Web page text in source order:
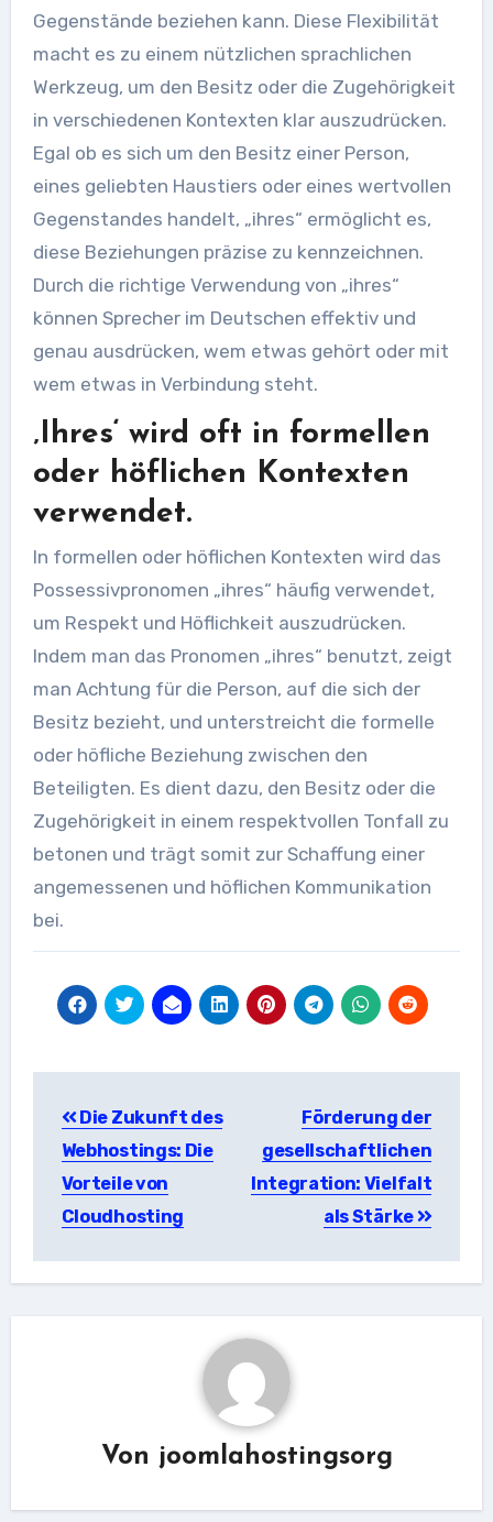
Gegenstände beziehen kann. Diese Flexibilität
macht es zu einem nützlichen sprachlichen
Werkzeug, um den Besitz oder die Zugehörigkeit
in verschiedenen Kontexten klar auszudrücken.
Egal ob es sich um den Besitz einer Person,
eines geliebten Haustiers oder eines wertvollen
Gegenstandes handelt, „ihres“ ermöglicht es,
diese Beziehungen präzise zu kennzeichnen.
Durch die richtige Verwendung von „ihres“
können Sprecher im Deutschen effektiv und
genau ausdrücken, wem etwas gehört oder mit
wem etwas in Verbindung steht.
‚Ihres‘ wird oft in formellen
oder höflichen Kontexten
verwendet.
In formellen oder höflichen Kontexten wird das
Possessivpronomen „ihres“ häufig verwendet,
um Respekt und Höflichkeit auszudrücken.
Indem man das Pronomen „ihres“ benutzt, zeigt
man Achtung für die Person, auf die sich der
Besitz bezieht, und unterstreicht die formelle
oder höfliche Beziehung zwischen den
Beteiligten. Es dient dazu, den Besitz oder die
Zugehörigkeit in einem respektvollen Tonfall zu
betonen und trägt somit zur Schaffung einer
angemessenen und höflichen Kommunikation
bei.
Die Zukunft des
Webhostings: Die
Vorteile von
Cloudhosting
Förderung der
gesellschaftlichen
Integration: Vielfalt
als Stärke
Von joomlahostingsorg